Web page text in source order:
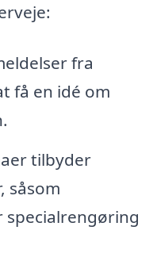
fra
få en idé om
tilbyder
såsom
specialrengøring